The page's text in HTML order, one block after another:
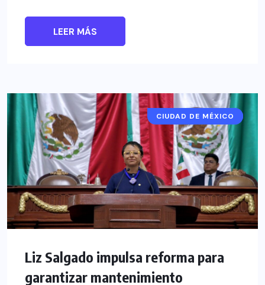
LEER MÁS
CDMX
CIUDAD DE MÉXICO
Liz Salgado impulsa reforma para
garantizar mantenimiento